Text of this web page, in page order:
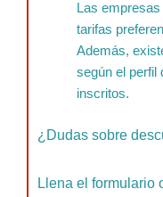
Las
tarifas
Además,
según el perfil
inscritos.
¿Dudas sobre
Llena el formulario